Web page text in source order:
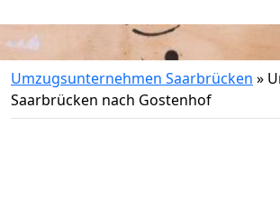
Umzugsunternehmen Saarbrücken »
Saarbrücken nach Gostenhof